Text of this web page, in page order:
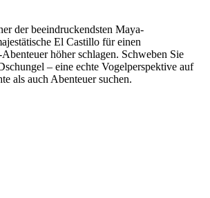
der beeindruckendsten Maya-
El Castillo für einen
höher schlagen. Schweben Sie
– eine echte Vogelperspektive auf
als auch Abenteuer suchen.